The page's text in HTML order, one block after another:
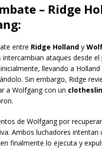
– Ridge
entre Ridge Holland y
ataques desde el
llevando a Holland
Sin embargo, Ridge
a Wolfgang con un
de Wolfgang por
Ambos luchadores intentan
finalmente lo ejecuta y